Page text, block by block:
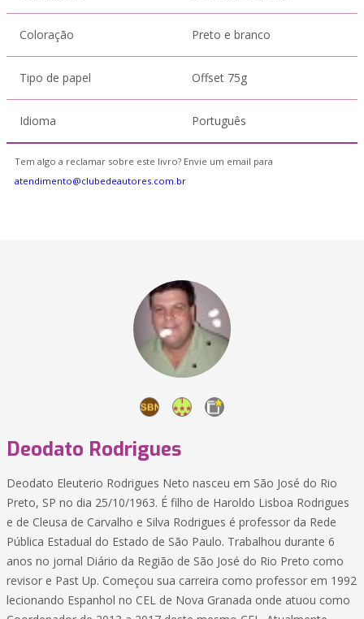
Coloração Preto e branco
Tipo de papel Offset 75g
Idioma Português
Tem algo a reclamar sobre este livro? Envie um email para
atendimento@clubedeautores.com.br
Deodato Rodrigues
Deodato Eleuterio Rodrigues Neto nasceu em São José do Rio
Preto, SP no dia 25/10/1963. É filho de Haroldo Lisboa Rodrigues
e de Cleusa de Carvalho e Silva Rodrigues é professor da Rede
Pública Estadual do Estado de São Paulo. Trabalhou durante 6
anos no jornal Diário da Região de São José do Rio Preto como
revisor e Past Up. Começou sua carreira como professor em 1992
lecionando Espanhol no CEL de Nova Granada onde atuou como